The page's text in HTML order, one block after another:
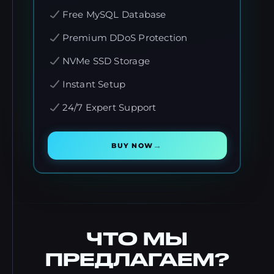
Free MySQL Database
Premium DDoS Protection
NVMe SSD Storage
Instant Setup
24/7 Expert Support
BUY NOW →
ЧТО МЫ
ПРЕДЛАГАЕМ?